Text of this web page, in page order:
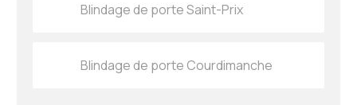
Blindage de porte Saint-Prix
Blindage de porte Courdimanche